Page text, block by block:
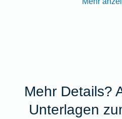
Mehr Details?
Unterlagen